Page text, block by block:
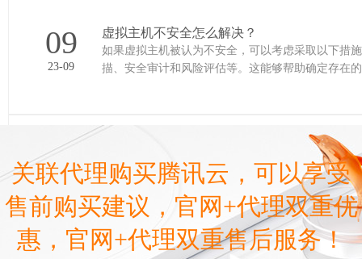
09
23-09
虚拟主机不安全怎么解决？
如果虚拟主机被认为不安全，可以考虑采取以下措施： 评估安全风险：对虚拟主机进行全面的安全评估，包
描、安全审计和风险评估等。这能够帮助确定存在
09
23-09
虚拟主机可以做哪些业务？
虚拟主机是一种将物理服务器划分为多个虚拟环境
以提供以下一些常见的业务： 网站托管：虚拟主机是最常见的网站托管解决方案之一。用户可以将自己的网站文件和数
据库放置在虚拟主机的环境……
关联代理购买腾讯云，可以享受
售前购买建议，官网+代理双重优
惠，官网+代理双重售后服务！